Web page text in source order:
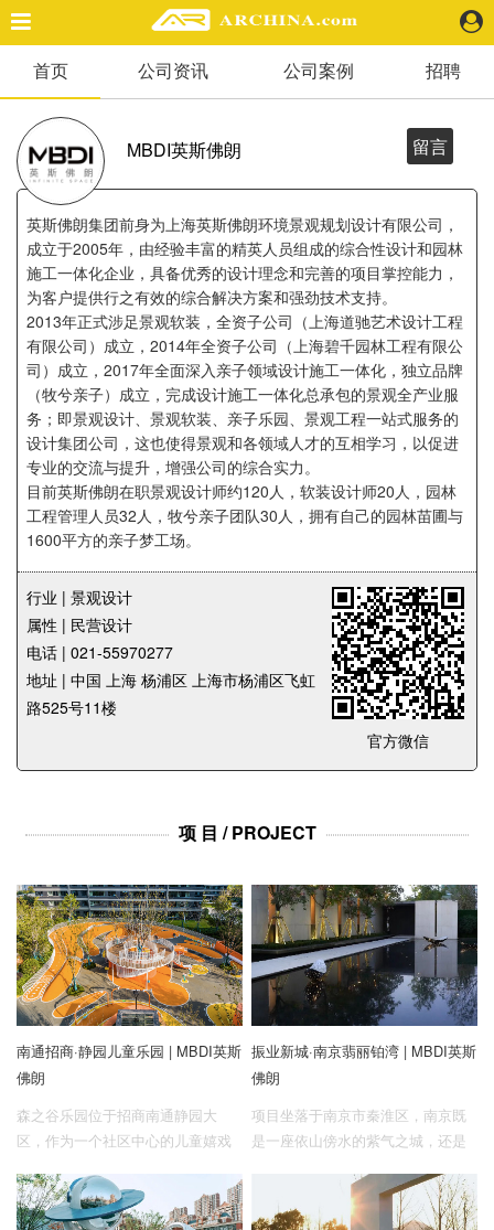
精选案例
建 筑
景 观
室 内
视 频
头条资讯
业 界
机 构
人 物
地 产
快速搜索
企业招聘
企业会员
关于投稿
广告投放
关于我们
首页 公司资讯 公司案例 招聘
MBDI英斯佛朗 留言
英斯佛朗集团前身为上海英斯佛朗环境景观规划设计有限公司，
成立于2005年，由经验丰富的精英人员组成的综合性设计和园林
施工一体化企业，具备优秀的设计理念和完善的项目掌控能力，
为客户提供行之有效的综合解决方案和强劲技术支持。
2013年正式涉足景观软装，全资子公司（上海道驰艺术设计工程
有限公司）成立，2014年全资子公司（上海碧千园林工程有限公
司）成立，2017年全面深入亲子领域设计施工一体化，独立品牌
（牧兮亲子）成立，完成设计施工一体化总承包的景观全产业服
务；即景观设计、景观软装、亲子乐园、景观工程一站式服务的
设计集团公司，这也使得景观和各领域人才的互相学习，以促进
专业的交流与提升，增强公司的综合实力。
目前英斯佛朗在职景观设计师约120人，软装设计师20人，园林
工程管理人员32人，牧兮亲子团队30人，拥有自己的园林苗圃与
1600平方的亲子梦工场。
官方微信
行业 | 景观设计
属性 | 民营设计
电话 | 021-55970277
地址 | 中国 上海 杨浦区 上海市杨浦区飞虹
路525号11楼
项 目 / PROJECT
南通招商·静园儿童乐园 | MBDI英斯
佛朗
森之谷乐园位于招商南通静园大
区，作为一个社区中心的儿童嬉戏
区里层次丰富的绿化景观，延续空
间景观的森居理念，希望能够赋予
振业新城·南京翡丽铂湾 | MBDI英斯
佛朗
项目坐落于南京市秦淮区，南京既
是一座依山傍水的紫气之城，还是
秦淮文化是金陵文化的精华，有“江
南锦绣之邦，金陵风雅之薮”的美